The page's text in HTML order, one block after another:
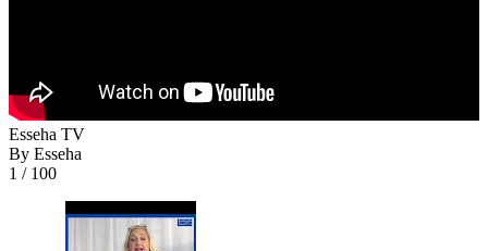
Esseha TV
By Esseha
1 / 100